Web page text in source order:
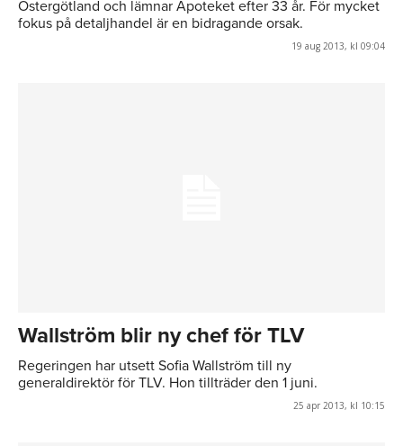
Östergötland och lämnar Apoteket efter 33 år. För mycket
fokus på detaljhandel är en bidragande orsak.
19 aug 2013, kl 09:04
Wallström blir ny chef för TLV
Regeringen har utsett Sofia Wallström till ny
generaldirektör för TLV. Hon tillträder den 1 juni.
25 apr 2013, kl 10:15